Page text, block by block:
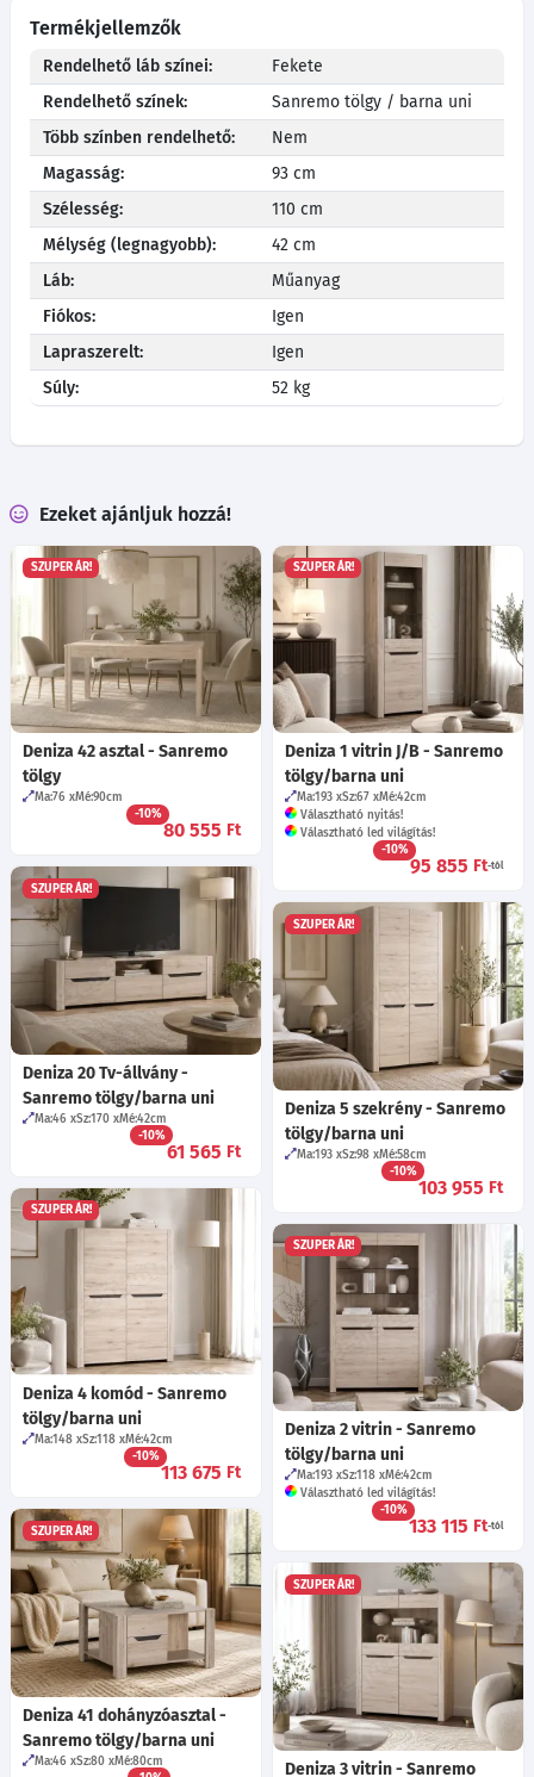
Termékjellemzők
Rendelhető láb színei:
Fekete
Rendelhető színek:
Sanremo tölgy / barna uni
Több színben rendelhető:
Nem
Magasság:
93 cm
Szélesség:
110 cm
Mélység (legnagyobb):
42 cm
Láb:
Műanyag
Fiókos:
Igen
Lapraszerelt:
Igen
Súly:
52 kg
Ezeket ajánljuk hozzá!
SZUPER ÁR!
Deniza 42 asztal - Sanremo
tölgy
Ma:76 Mé:90cm
-10%
80 555 Ft
SZUPER ÁR!
Deniza 1 vitrin J/B - Sanremo
tölgy/barna uni
Ma:193 Sz:67 Mé:42cm
Választható nyitás!
Választható led világítás!
-10%
95 855 Ft-tól
SZUPER ÁR!
Deniza 20 Tv-állvány -
Sanremo tölgy/barna uni
Ma:46 Sz:170 Mé:42cm
-10%
61 565 Ft
SZUPER ÁR!
Deniza 5 szekrény - Sanremo
tölgy/barna uni
Ma:193 Sz:98 Mé:58cm
-10%
103 955 Ft
SZUPER ÁR!
Deniza 4 komód - Sanremo
tölgy/barna uni
Ma:148 Sz:118 Mé:42cm
-10%
113 675 Ft
SZUPER ÁR!
Deniza 2 vitrin - Sanremo
tölgy/barna uni
Ma:193 Sz:118 Mé:42cm
Választható led világítás!
-10%
133 115 Ft-tól
SZUPER ÁR!
Deniza 41 dohányzóasztal -
Sanremo tölgy/barna uni
Ma:46 Sz:80 Mé:80cm
SZUPER ÁR!
Deniza 3 vitrin - Sanremo